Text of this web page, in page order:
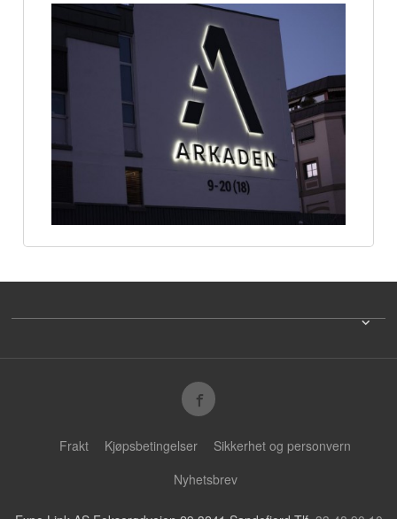
Frakt Kjøpsbetingelser
Sikkerhet og personvern
Nyhetsbrev